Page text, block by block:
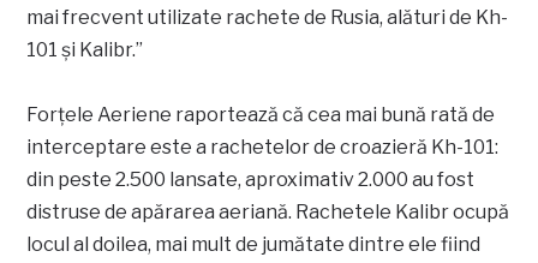
mai frecvent utilizate rachete de Rusia, alături de Kh-
101 și Kalibr.”
Forțele Aeriene raportează că cea mai bună rată de
interceptare este a rachetelor de croazieră Kh-101:
din peste 2.500 lansate, aproximativ 2.000 au fost
distruse de apărarea aeriană. Rachetele Kalibr ocupă
locul al doilea, mai mult de jumătate dintre ele fiind